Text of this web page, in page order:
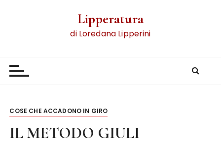
Lipperatura
di Loredana Lipperini
COSE CHE ACCADONO IN GIRO
IL METODO GIULI